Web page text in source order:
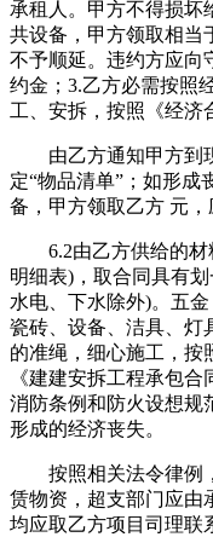
承租人。甲方不得损坏
共设备，甲方领取相当
不予顺延。违约方应向
约金；3.乙方必需按照
工、安拆，按照《经济
由乙方通知甲方到现
定“物品清单”；如形成
备，甲方领取乙方 元，
6.2由乙方供给的材
明细表)，取合同具有
水电、下水除外)。五
瓷砖、设备、洁具、灯
的准绳，细心施工，按
《建建安拆工程承包
消防条例和防火设想规
形成的经济丧失。
按照相关法令律例，
赁物资，超支部门应由
均应取乙方项目司理联